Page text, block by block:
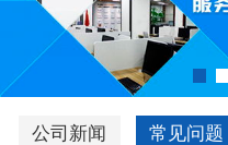
公司新闻 常见问题